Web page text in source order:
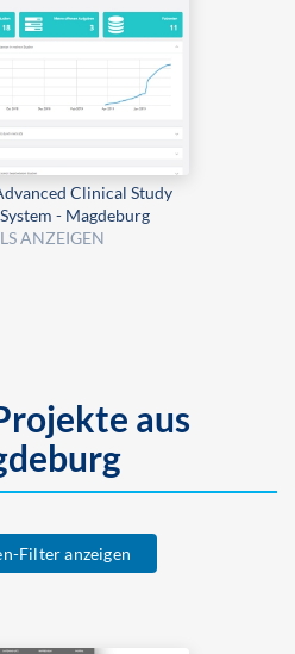
Clinical Study
- Magdeburg
ANZEIGEN
aus
Filter anzeigen